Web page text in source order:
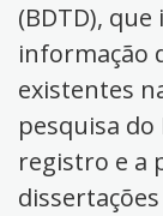
(BDTD),
informação
existentes
pesquisa
registro e a